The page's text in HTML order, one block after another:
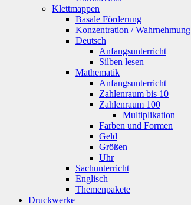
Klettmappen
Basale Förderung
Konzentration / Wahrnehmung
Deutsch
Anfangsunterricht
Silben lesen
Mathematik
Anfangsunterricht
Zahlenraum bis 10
Zahlenraum 100
Multiplikation
Farben und Formen
Geld
Größen
Uhr
Sachunterricht
Englisch
Themenpakete
Druckwerke